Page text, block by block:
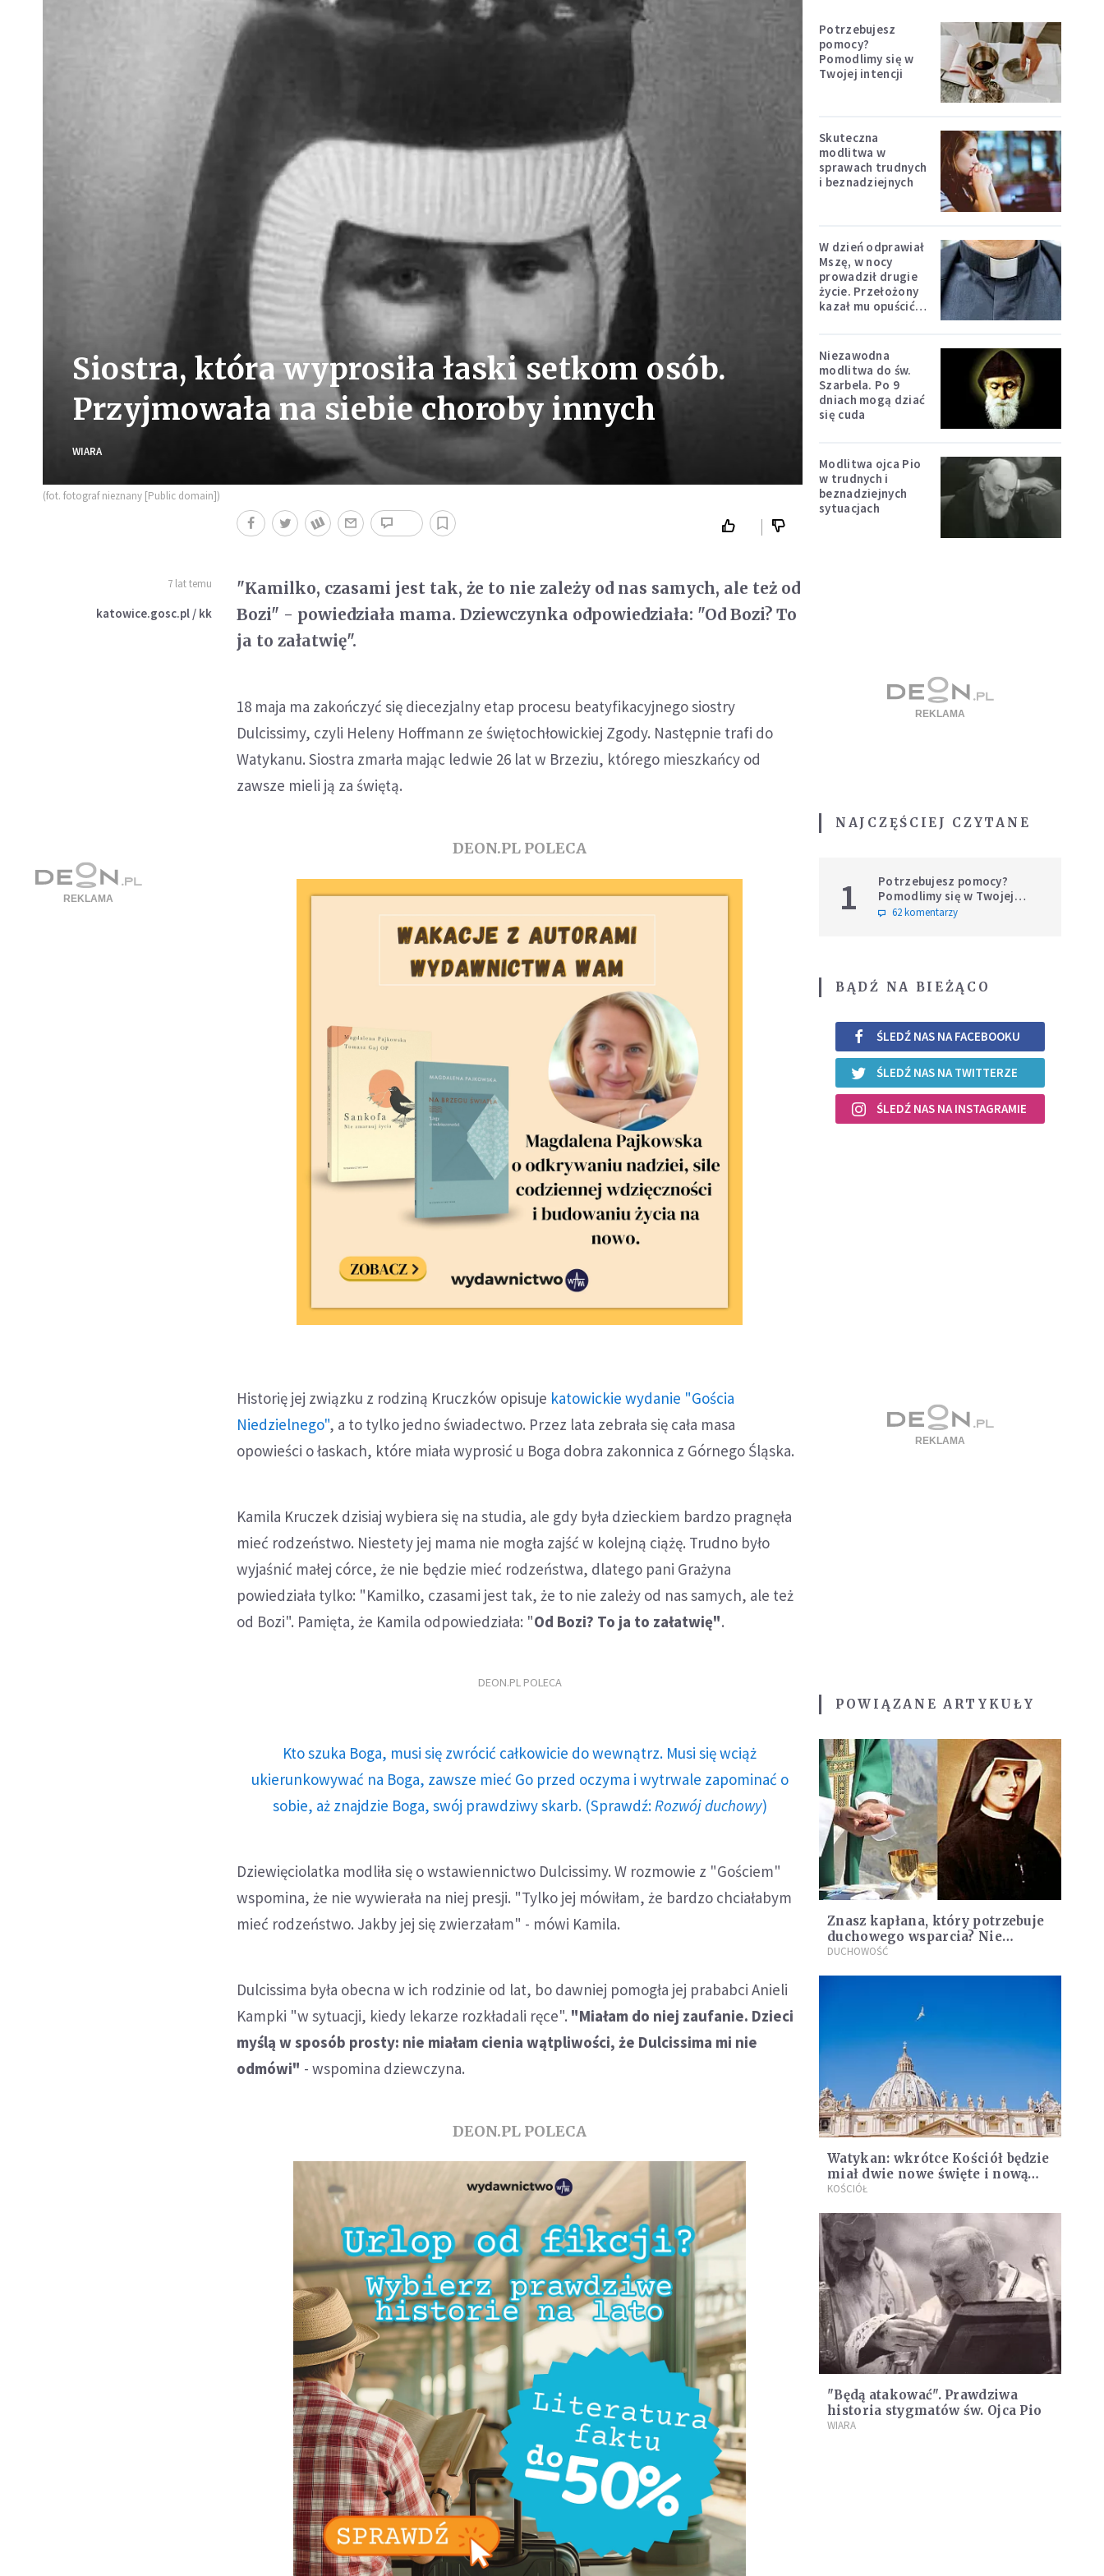
Siostra, która wyprosiła łaski setkom osób.
Przyjmowała na siebie choroby innych
WIARA
(fot. fotograf nieznany [Public domain])
7 lat temu
katowice.gosc.pl / kk
"Kamilko, czasami jest tak, że to nie zależy od nas samych, ale też od
Bozi" - powiedziała mama. Dziewczynka odpowiedziała: "Od Bozi? To
ja to załatwię".
18 maja ma zakończyć się diecezjalny etap procesu beatyfikacyjnego siostry
Dulcissimy, czyli Heleny Hoffmann ze świętochłowickiej Zgody. Następnie trafi do
Watykanu. Siostra zmarła mając ledwie 26 lat w Brzeziu, którego mieszkańcy od
zawsze mieli ją za świętą.
DEON.PL POLECA
Historię jej związku z rodziną Kruczków opisuje katowickie wydanie "Gościa
Niedzielnego", a to tylko jedno świadectwo. Przez lata zebrała się cała masa
opowieści o łaskach, które miała wyprosić u Boga dobra zakonnica z Górnego Śląska.
Kamila Kruczek dzisiaj wybiera się na studia, ale gdy była dzieckiem bardzo pragnęła
mieć rodzeństwo. Niestety jej mama nie mogła zajść w kolejną ciążę. Trudno było
wyjaśnić małej córce, że nie będzie mieć rodzeństwa, dlatego pani Grażyna
powiedziała tylko: "Kamilko, czasami jest tak, że to nie zależy od nas samych, ale też
od Bozi". Pamięta, że Kamila odpowiedziała: "Od Bozi? To ja to załatwię".
DEON.PL POLECA
Kto szuka Boga, musi się zwrócić całkowicie do wewnątrz. Musi się wciąż
ukierunkowywać na Boga, zawsze mieć Go przed oczyma i wytrwale zapominać o
sobie, aż znajdzie Boga, swój prawdziwy skarb. (Sprawdź: Rozwój duchowy)
Dziewięciolatka modliła się o wstawiennictwo Dulcissimy. W rozmowie z "Gościem"
wspomina, że nie wywierała na niej presji. "Tylko jej mówiłam, że bardzo chciałabym
mieć rodzeństwo. Jakby jej się zwierzałam" - mówi Kamila.
Dulcissima była obecna w ich rodzinie od lat, bo dawniej pomogła jej prababci Anieli
Kampki "w sytuacji, kiedy lekarze rozkładali ręce". "Miałam do niej zaufanie. Dzieci
myślą w sposób prosty: nie miałam cienia wątpliwości, że Dulcissima mi nie
odmówi" - wspomina dziewczyna.
DEON.PL POLECA
Potrzebujesz
pomocy?
Pomodlimy się w
Twojej intencji
Skuteczna
modlitwa w
sprawach trudnych
i beznadziejnych
W dzień odprawiał
Mszę, w nocy
prowadził drugie
życie. Przełożony
kazał mu opuścić
Niezawodna
modlitwa do św.
Szarbela. Po 9
dniach mogą dziać
się cuda
Modlitwa ojca Pio
w trudnych i
beznadziejnych
sytuacjach
NAJCZĘŚCIEJ CZYTANE
1
Potrzebujesz pomocy?
Pomodlimy się w Twojej
intencji
62 komentarzy
BĄDŹ NA BIEŻĄCO
ŚLEDŹ NAS NA FACEBOOKU
ŚLEDŹ NAS NA TWITTERZE
ŚLEDŹ NAS NA INSTAGRAMIE
POWIĄZANE ARTYKUŁY
Znasz kapłana, który potrzebuje
duchowego wsparcia? Nie
zwlekaj. Ta modlitwa może mu
DUCHOWOŚĆ
Watykan: wkrótce Kościół będzie
miał dwie nowe święte i nową
błogosławioną
KOŚCIÓŁ
"Będą atakować". Prawdziwa
historia stygmatów św. Ojca Pio
WIARA